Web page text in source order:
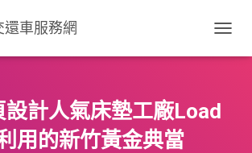
還車服務網
O
設計人氣床墊工廠Load
用的新竹黃金典當